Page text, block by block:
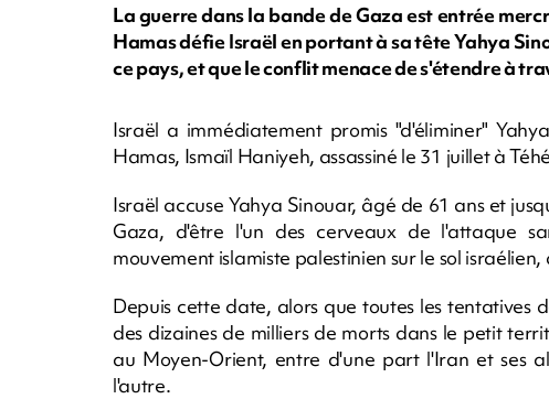
La guerre dans la bande de Gaza est entrée
Hamas défie Israël en portant à sa tête Yahya
ce pays, et que le conflit menace de s'étendre à
Israël a immédiatement promis "d'éliminer"
Hamas, Ismaïl Haniyeh, assassiné le 31 juillet à
Israël accuse Yahya Sinouar, âgé de 61 ans et
Gaza, d'être l'un des cerveaux de l'attaque
mouvement islamiste palestinien sur le sol
Depuis cette date, alors que toutes les
des dizaines de milliers de morts dans le petit
au Moyen-Orient, entre d'une part l'Iran et ses
l'autre.